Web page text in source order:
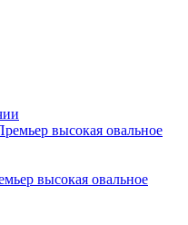
высокая овальное